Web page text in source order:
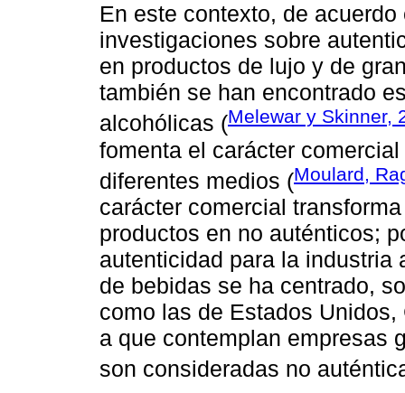
En este contexto, de
investigaciones sobre
en productos de lujo y de
también se han encontrado
alcohólicas (Melewar y Skinner,
fomenta el carácter
diferentes medios (Moulard,
carácter comercial
productos en no auténticos;
autenticidad para la industria
de bebidas se ha centrado,
como las de Estados
a que contemplan empresas
son consideradas no